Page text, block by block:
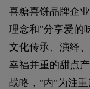
喜糖喜饼品牌企
理念和"分享爱的
文化传承、演绎
幸福并重的甜点
战略，"内"为注